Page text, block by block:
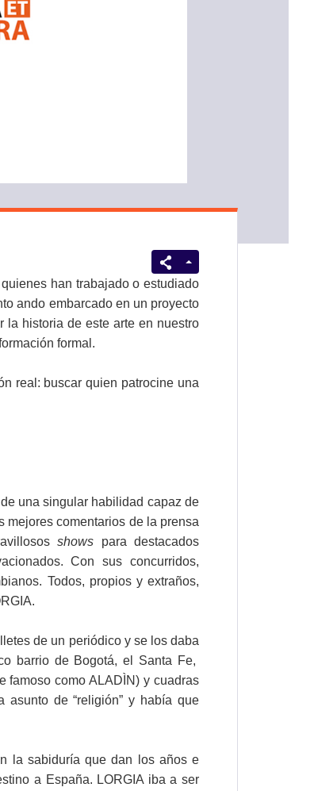
han trabajado o estudiado
ando embarcado en un proyecto
la historia de este arte en nuestro
formal.
real: buscar quien patrocine una
una singular habilidad capaz de
mejores comentarios de la prensa
shows para destacados
Con sus concurridos,
Todos, propios y extraños,
de un periódico y se los daba
barrio de Bogotá, el Santa Fe,
famoso como ALADÌN) y cuadras
de “religión” y había que
la sabiduría que dan los años e
a España. LORGIA iba a ser